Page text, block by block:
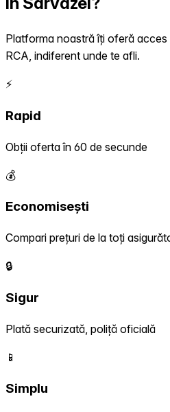
Platforma noastră îți oferă acces
RCA, indiferent unde te afli.
⚡
Rapid
Obții oferta în 60 de secunde
💰
Economisești
Compari prețuri de la toți
🔒
Sigur
Plată securizată, poliță oficială
📱
Simplu